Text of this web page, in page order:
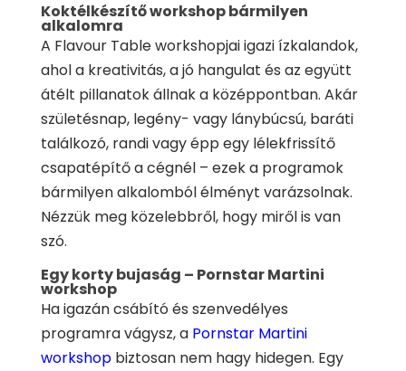
Koktélkészítő workshop bármilyen
alkalomra
A Flavour Table workshopjai igazi ízkalandok,
ahol a kreativitás, a jó hangulat és az együtt
átélt pillanatok állnak a középpontban. Akár
születésnap, legény- vagy lánybúcsú, baráti
találkozó, randi vagy épp egy lélekfrissítő
csapatépítő a cégnél – ezek a programok
bármilyen alkalomból élményt varázsolnak.
Nézzük meg közelebbről, hogy miről is van
szó.
Egy korty bujaság – Pornstar Martini
workshop
Ha igazán csábító és szenvedélyes
programra vágysz, a Pornstar Martini
workshopbiztosan nem hagy hidegen. Egy